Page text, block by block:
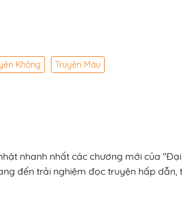
Không Truyện Màu
nhanh nhất các chương mới của
đến trải nghiệm đọc truyện hấp